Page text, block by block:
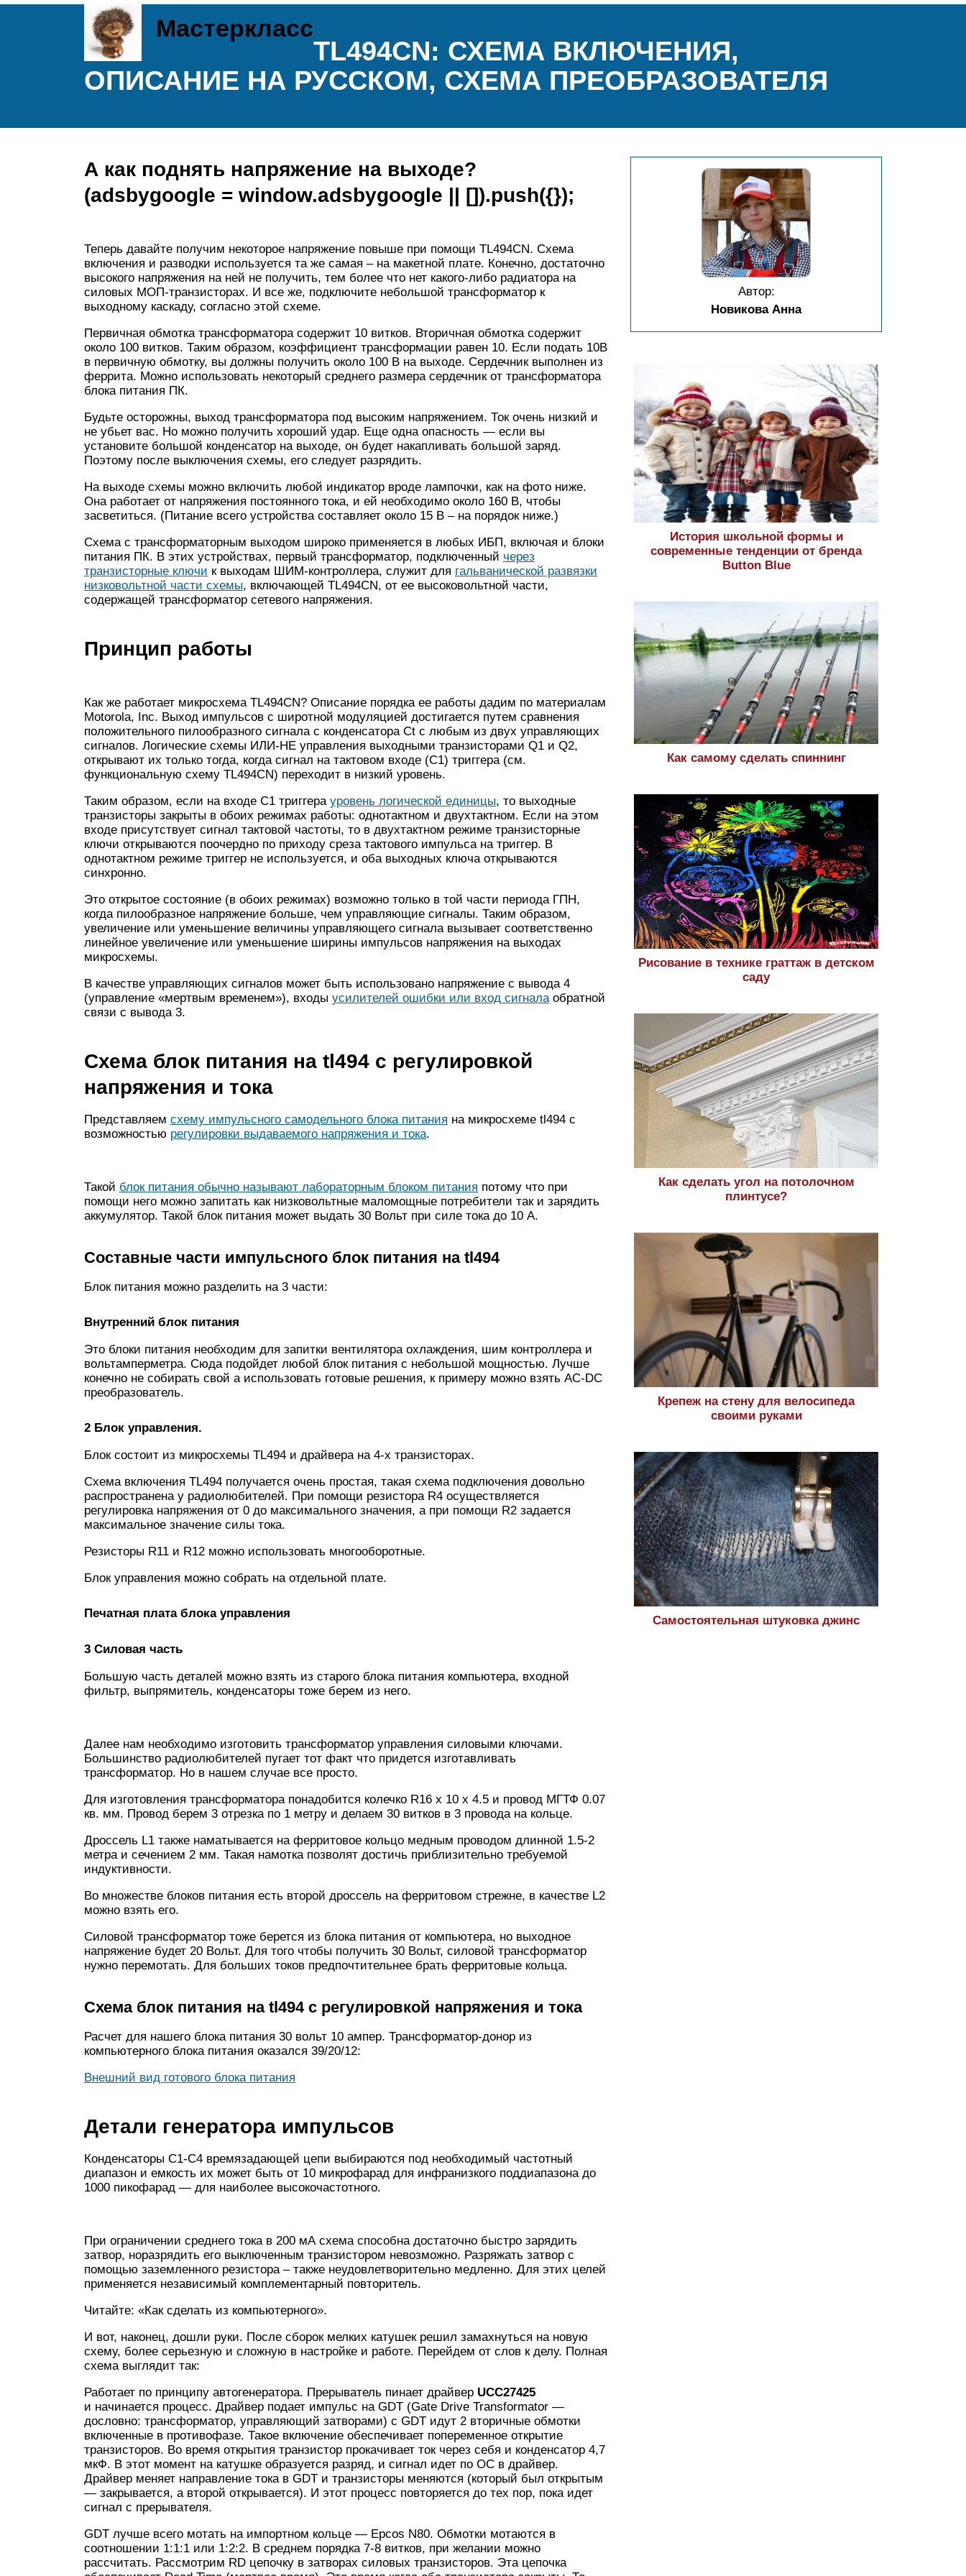
Мастеркласс
TL494CN: СХЕМА ВКЛЮЧЕНИЯ,
ОПИСАНИЕ НА РУССКОМ, СХЕМА ПРЕОБРАЗОВАТЕЛЯ
А как поднять напряжение на выходе?
(adsbygoogle = window.adsbygoogle || []).push({});
Теперь давайте получим некоторое напряжение повыше при помощи TL494CN. Схема
включения и разводки используется та же самая – на макетной плате. Конечно, достаточно
высокого напряжения на ней не получить, тем более что нет какого-либо радиатора на
силовых МОП-транзисторах. И все же, подключите небольшой трансформатор к
выходному каскаду, согласно этой схеме.
Первичная обмотка трансформатора содержит 10 витков. Вторичная обмотка содержит
около 100 витков. Таким образом, коэффициент трансформации равен 10. Если подать 10В
в первичную обмотку, вы должны получить около 100 В на выходе. Сердечник выполнен из
феррита. Можно использовать некоторый среднего размера сердечник от трансформатора
блока питания ПК.
Будьте осторожны, выход трансформатора под высоким напряжением. Ток очень низкий и
не убьет вас. Но можно получить хороший удар. Еще одна опасность — если вы
установите большой конденсатор на выходе, он будет накапливать большой заряд.
Поэтому после выключения схемы, его следует разрядить.
На выходе схемы можно включить любой индикатор вроде лампочки, как на фото ниже.
Она работает от напряжения постоянного тока, и ей необходимо около 160 В, чтобы
засветиться. (Питание всего устройства составляет около 15 В – на порядок ниже.)
Схема с трансформаторным выходом широко применяется в любых ИБП, включая и блоки
питания ПК. В этих устройствах, первый трансформатор, подключенный через
транзисторные ключи к выходам ШИМ-контроллера, служит для гальванической развязки
низковольтной части схемы, включающей TL494CN, от ее высоковольтной части,
содержащей трансформатор сетевого напряжения.
Принцип работы
Как же работает микросхема TL494CN? Описание порядка ее работы дадим по материалам
Motorola, Inc. Выход импульсов с широтной модуляцией достигается путем сравнения
положительного пилообразного сигнала с конденсатора Ct с любым из двух управляющих
сигналов. Логические схемы ИЛИ-НЕ управления выходными транзисторами Q1 и Q2,
открывают их только тогда, когда сигнал на тактовом входе (С1) триггера (см.
функциональную схему TL494CN) переходит в низкий уровень.
Таким образом, если на входе С1 триггера уровень логической единицы, то выходные
транзисторы закрыты в обоих режимах работы: однотактном и двухтактном. Если на этом
входе присутствует сигнал тактовой частоты, то в двухтактном режиме транзисторные
ключи открываются поочердно по приходу среза тактового импульса на триггер. В
однотактном режиме триггер не используется, и оба выходных ключа открываются
синхронно.
Это открытое состояние (в обоих режимах) возможно только в той части периода ГПН,
когда пилообразное напряжение больше, чем управляющие сигналы. Таким образом,
увеличение или уменьшение величины управляющего сигнала вызывает соответственно
линейное увеличение или уменьшение ширины импульсов напряжения на выходах
микросхемы.
В качестве управляющих сигналов может быть использовано напряжение с вывода 4
(управление «мертвым временем»), входы усилителей ошибки или вход сигналаобратной
связи с вывода 3.
Схема блок питания на tl494 с регулировкой
напряжения и тока
Представляем схему импульсного самодельного блока питания на микросхеме tl494 с
возможностью регулировки выдаваемого напряжения и тока.
Такой блок питания обычно называют лабораторным блоком питания потому что при
помощи него можно запитать как низковольтные маломощные потребители так и зарядить
аккумулятор. Такой блок питания может выдать 30 Вольт при силе тока до 10 А.
Составные части импульсного блок питания на tl494
Блок питания можно разделить на 3 части:
Внутренний блок питания
Это блоки питания необходим для запитки вентилятора охлаждения, шим контроллера и
вольтамперметра. Сюда подойдет любой блок питания с небольшой мощностью. Лучше
конечно не собирать свой а использовать готовые решения, к примеру можно взять AC-DC
преобразователь.
2 Блок управления.
Блок состоит из микросхемы TL494 и драйвера на 4-х транзисторах.
Схема включения TL494 получается очень простая, такая схема подключения довольно
распространена у радиолюбителей. При помощи резистора R4 осуществляется
регулировка напряжения от 0 до максимального значения, а при помощи R2 задается
максимальное значение силы тока.
Резисторы R11 и R12 можно использовать многооборотные.
Блок управления можно собрать на отдельной плате.
Печатная плата блока управления
3 Силовая часть
Большую часть деталей можно взять из старого блока питания компьютера, входной
фильтр, выпрямитель, конденсаторы тоже берем из него.
Далее нам необходимо изготовить трансформатор управления силовыми ключами.
Большинство радиолюбителей пугает тот факт что придется изготавливать
трансформатор. Но в нашем случае все просто.
Для изготовления трансформатора понадобится колечко R16 x 10 x 4.5 и провод МГТФ 0.07
кв. мм. Провод берем 3 отрезка по 1 метру и делаем 30 витков в 3 провода на кольце.
Дроссель L1 также наматывается на ферритовое кольцо медным проводом длинной 1.5-2
метра и сечением 2 мм. Такая намотка позволят достичь приблизительно требуемой
индуктивности.
Во множестве блоков питания есть второй дроссель на ферритовом стрежне, в качестве L2
можно взять его.
Силовой трансформатор тоже берется из блока питания от компьютера, но выходное
напряжение будет 20 Вольт. Для того чтобы получить 30 Вольт, силовой трансформатор
нужно перемотать. Для больших токов предпочтительнее брать ферритовые кольца.
Схема блок питания на tl494 с регулировкой напряжения и тока
Расчет для нашего блока питания 30 вольт 10 ампер. Трансформатор-донор из
компьютерного блока питания оказался 39/20/12:
Внешний вид готового блока питания
Детали генератора импульсов
Конденсаторы С1-С4 времязадающей цепи выбираются под необходимый частотный
диапазон и емкость их может быть от 10 микрофарад для инфранизкого поддиапазона до
1000 пикофарад — для наиболее высокочастотного.
При ограничении среднего тока в 200 мА схема способна достаточно быстро зарядить
затвор, норазрядить его выключенным транзистором невозможно. Разряжать затвор с
помощью заземленного резистора – также неудовлетворительно медленно. Для этих целей
применяется независимый комплементарный повторитель.
Читайте: «Как сделать из компьютерного».
И вот, наконец, дошли руки. После сборок мелких катушек решил замахнуться на новую
схему, более серьезную и сложную в настройке и работе. Перейдем от слов к делу. Полная
схема выглядит так:
Работает по принципу автогенератора. Прерыватель пинает драйвер UCC27425
и начинается процесс. Драйвер подает импульс на GDT (Gate Drive Transformator —
дословно: трансформатор, управляющий затворами) с GDT идут 2 вторичные обмотки
включенные в противофазе. Такое включение обеспечивает попеременное открытие
транзисторов. Во время открытия транзистор прокачивает ток через себя и конденсатор 4,7
мкФ. В этот момент на катушке образуется разряд, и сигнал идет по ОС в драйвер.
Драйвер меняет направление тока в GDT и транзисторы меняются (который был открытым
— закрывается, а второй открывается). И этот процесс повторяется до тех пор, пока идет
сигнал с прерывателя.
GDT лучше всего мотать на импортном кольце — Epcos N80. Обмотки мотаются в
соотношении 1:1:1 или 1:2:2. В среднем порядка 7-8 витков, при желании можно
рассчитать. Рассмотрим RD цепочку в затворах силовых транзисторов. Эта цепочка
Автор:
Новикова Анна
История школьной формы и
современные тенденции от бренда
Button Blue
Как самому сделать спиннинг
Рисование в технике граттаж в детском
саду
Как сделать угол на потолочном
плинтусе?
Крепеж на стену для велосипеда
своими руками
Самостоятельная штуковка джинс